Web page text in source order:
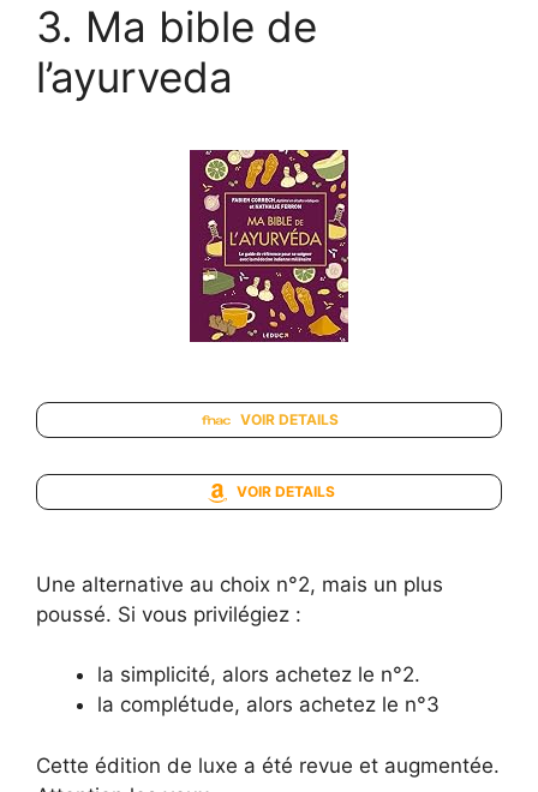
3. Ma bible de
l’ayurveda
VOIR DETAILS
VOIR DETAILS
Une alternative au choix n°2, mais un plus
poussé. Si vous privilégiez :
la simplicité, alors achetez le n°2.
la complétude, alors achetez le n°3
Cette édition de luxe a été revue et augmentée.